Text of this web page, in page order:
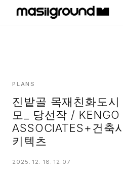
PROJECTS
MASILWIDE
PLANS
진밭골 목재친화도
모_ 당선작 /
ASSOCIATES+건축
키텍츠
2025. 12. 18. 12:07